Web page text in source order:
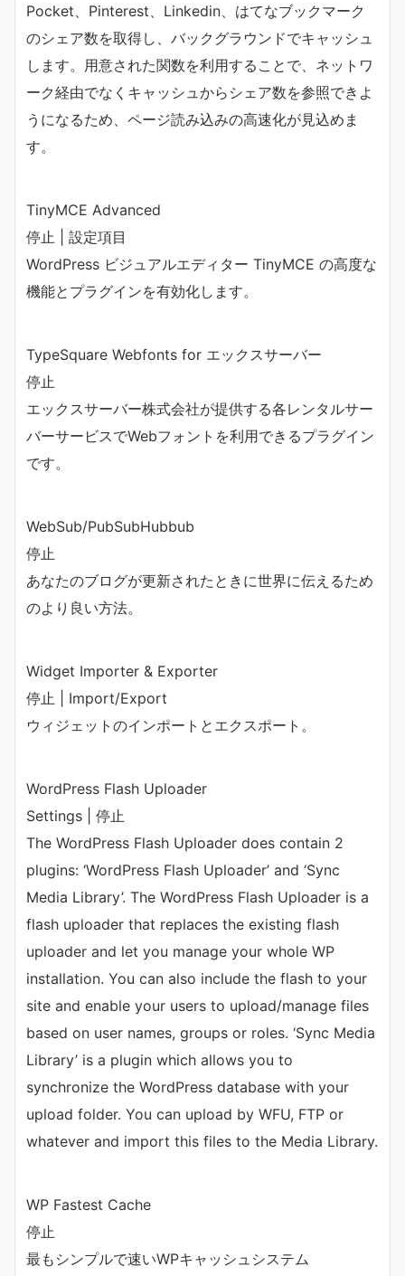
Pocket、Pinterest、Linkedin、はてなブックマーク
のシェア数を取得し、バックグラウンドでキャッシュ
します。用意された関数を利用することで、ネットワ
ーク経由でなくキャッシュからシェア数を参照できよ
うになるため、ページ読み込みの高速化が見込めま
す。
TinyMCE Advanced
停止 | 設定項目
WordPress ビジュアルエディター TinyMCE の高度な
機能とプラグインを有効化します。
TypeSquare Webfonts for エックスサーバー
停止
エックスサーバー株式会社が提供する各レンタルサー
バーサービスでWebフォントを利用できるプラグイン
です。
WebSub/PubSubHubbub
停止
あなたのブログが更新されたときに世界に伝えるため
のより良い方法。
Widget Importer & Exporter
停止 | Import/Export
ウィジェットのインポートとエクスポート。
WordPress Flash Uploader
Settings | 停止
The WordPress Flash Uploader does contain 2
plugins: ‘WordPress Flash Uploader’ and ‘Sync
Media Library’. The WordPress Flash Uploader is a
flash uploader that replaces the existing flash
uploader and let you manage your whole WP
installation. You can also include the flash to your
site and enable your users to upload/manage files
based on user names, groups or roles. ‘Sync Media
Library’ is a plugin which allows you to
synchronize the WordPress database with your
upload folder. You can upload by WFU, FTP or
whatever and import this files to the Media Library.
WP Fastest Cache
停止
最もシンプルで速いWPキャッシュシステム